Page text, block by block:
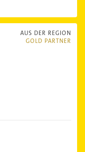
AUS DER REGION
GOLD PARTNER